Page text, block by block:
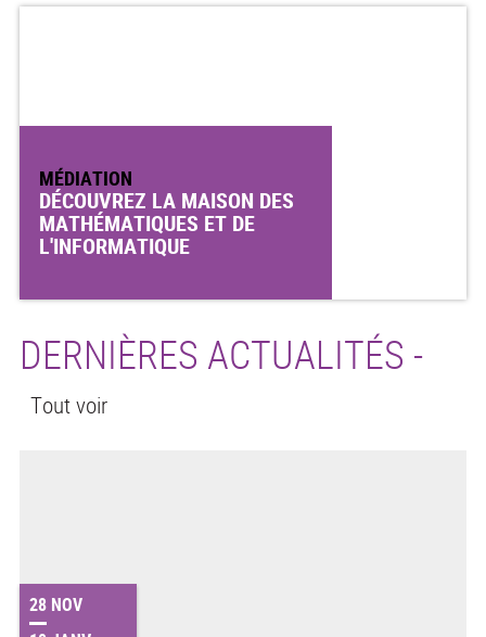
MÉDIATION
DÉCOUVREZ LA MAISON DES
MATHÉMATIQUES ET DE
L'INFORMATIQUE
DERNIÈRES ACTUALITÉS -
Tout voir
28 NOV